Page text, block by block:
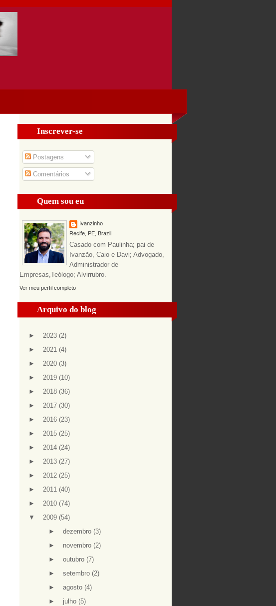
Inscrever-se
Postagens
Comentários
Quem sou eu
Ivanzinho
Recife, PE, Brazil
Casado com Paulinha; pai de
Ivanzão, Caio e Davi; Advogado,
Administrador de
Empresas,Teólogo; Alvirrubro.
Ver meu perfil completo
Arquivo do blog
► 2023 (2)
►
2021 (4)
►
2020 (3)
►
2019 (10)
►
2018 (36)
►
2017 (30)
►
2016 (23)
►
2015 (25)
►
2014 (24)
►
2013 (27)
►
2012 (25)
►
2011 (40)
►
2010 (74)
▼
2009 (54)
►
dezembro(3)
►
novembro(2)
►
outubro(7)
►
setembro(2)
►
agosto(4)
►
julho(5)